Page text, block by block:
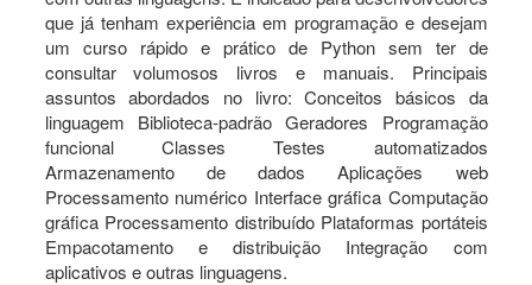
que já tenham experiência em programação e desejam
um curso rápido e prático de Python sem ter de
consultar volumosos livros e manuais. Principais
assuntos abordados no livro: Conceitos básicos da
linguagem Biblioteca-padrão Geradores Programação
funcional Classes Testes automatizados
Armazenamento de dados Aplicações web
Processamento numérico Interface gráfica Computação
gráfica Processamento distribuído Plataformas portáteis
Empacotamento e distribuição Integração com
aplicativos e outras linguagens.